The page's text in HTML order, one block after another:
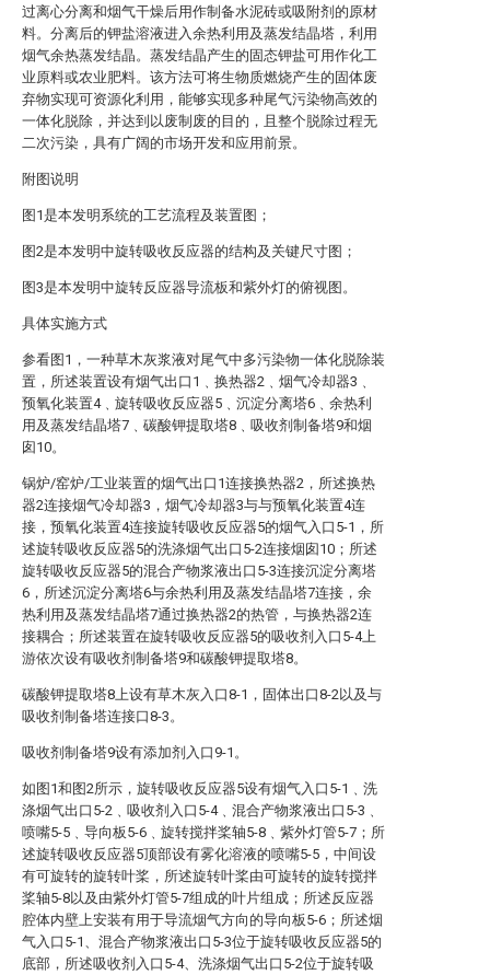
过离心分离和烟气干燥后用作制备水泥砖或吸附剂的原材
料。分离后的钾盐溶液进入余热利用及蒸发结晶塔，利用
烟气余热蒸发结晶。蒸发结晶产生的固态钾盐可用作化工
业原料或农业肥料。该方法可将生物质燃烧产生的固体废
弃物实现可资源化利用，能够实现多种尾气污染物高效的
一体化脱除，并达到以废制废的目的，且整个脱除过程无
二次污染，具有广阔的市场开发和应用前景。
附图说明
图1是本发明系统的工艺流程及装置图；
图2是本发明中旋转吸收反应器的结构及关键尺寸图；
图3是本发明中旋转反应器导流板和紫外灯的俯视图。
具体实施方式
参看图1，一种草木灰浆液对尾气中多污染物一体化脱除装
置，所述装置设有烟气出口1﹑换热器2﹑烟气冷却器3﹑
预氧化装置4﹑旋转吸收反应器5﹑沉淀分离塔6﹑余热利
用及蒸发结晶塔7﹑碳酸钾提取塔8﹑吸收剂制备塔9和烟
囱10。
锅炉/窑炉/工业装置的烟气出口1连接换热器2，所述换热
器2连接烟气冷却器3，烟气冷却器3与与预氧化装置4连
接，预氧化装置4连接旋转吸收反应器5的烟气入口5-1，所
述旋转吸收反应器5的洗涤烟气出口5-2连接烟囱10；所述
旋转吸收反应器5的混合产物浆液出口5-3连接沉淀分离塔
6，所述沉淀分离塔6与余热利用及蒸发结晶塔7连接，余
热利用及蒸发结晶塔7通过换热器2的热管，与换热器2连
接耦合；所述装置在旋转吸收反应器5的吸收剂入口5-4上
游依次设有吸收剂制备塔9和碳酸钾提取塔8。
碳酸钾提取塔8上设有草木灰入口8-1，固体出口8-2以及与
吸收剂制备塔连接口8-3。
吸收剂制备塔9设有添加剂入口9-1。
如图1和图2所示，旋转吸收反应器5设有烟气入口5-1﹑洗
涤烟气出口5-2﹑吸收剂入口5-4﹑混合产物浆液出口5-3﹑
喷嘴5-5﹑导向板5-6﹑旋转搅拌桨轴5-8﹑紫外灯管5-7；所
述旋转吸收反应器5顶部设有雾化溶液的喷嘴5-5，中间设
有可旋转的旋转叶桨，所述旋转叶桨由可旋转的旋转搅拌
桨轴5-8以及由紫外灯管5-7组成的叶片组成；所述反应器
腔体内壁上安装有用于导流烟气方向的导向板5-6；所述烟
气入口5-1、混合产物浆液出口5-3位于旋转吸收反应器5的
底部，所述吸收剂入口5-4、洗涤烟气出口5-2位于旋转吸